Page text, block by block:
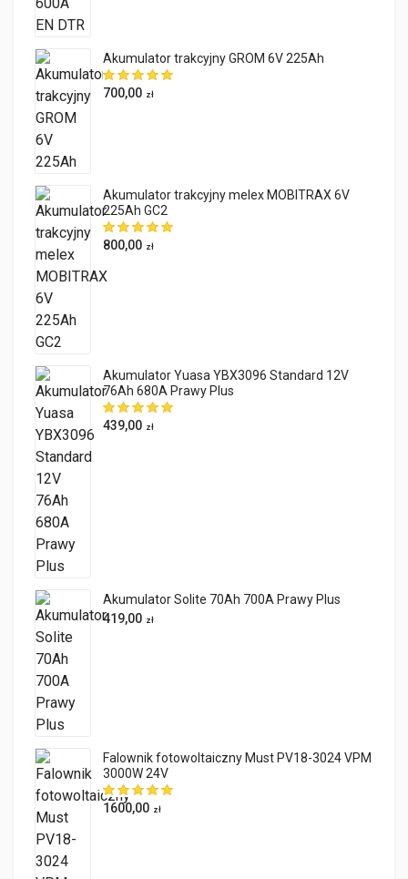
Akumulator trakcyjny GROM 6V 225Ah
700,00 zł
Akumulator trakcyjny melex MOBITRAX 6V
225Ah GC2
800,00 zł
Akumulator Yuasa YBX3096 Standard 12V
76Ah 680A Prawy Plus
439,00 zł
Akumulator Solite 70Ah 700A Prawy Plus
419,00 zł
Falownik fotowoltaiczny Must PV18-3024 VPM
3000W 24V
1600,00 zł